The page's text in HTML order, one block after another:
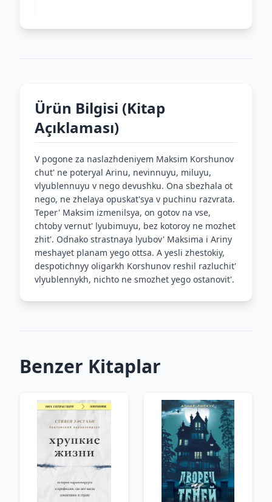
Ürün Bilgisi (Kitap
Açıklaması)
V pogone za naslazhdeniyem Maksim Korshunov
chut' ne poteryal Arinu, nevinnuyu, miluyu,
vlyublennuyu v nego devushku. Ona sbezhala ot
nego, ne zhelaya opuskat'sya v puchinu razvrata.
Teper' Maksim izmenilsya, on gotov na vse,
chtoby vernut' lyubimuyu, bez kotoroy ne mozhet
zhit'. Odnako strastnaya lyubov' Maksima i Ariny
meshayet planam yego ottsa. A yesli zhestokiy,
despotichnyy oligarkh Korshunov reshil razluchit'
vlyublennykh, nichto ne smozhet yego ostanovit'.
Benzer Kitaplar